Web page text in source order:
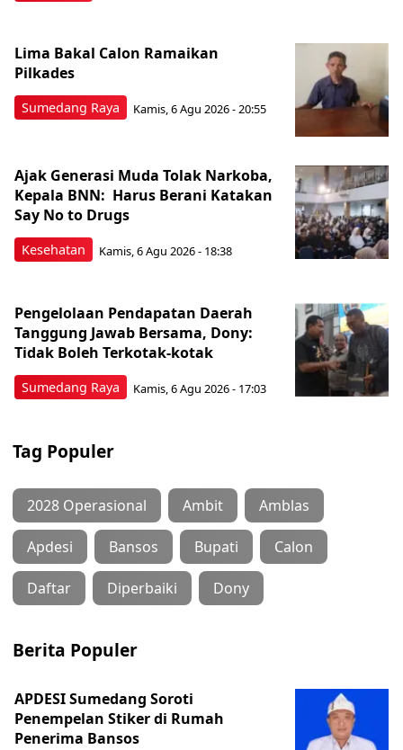
Sumedang Raya
Lima Bakal Calon Ramaikan
Pilkades
Kamis, 6 Agu 2026 - 20:55
Kesehatan
Ajak Generasi Muda Tolak Narkoba,
Kepala BNN: Harus Berani Katakan
Say No to Drugs
Kamis, 6 Agu 2026 - 18:38
Sumedang Raya
Pengelolaan Pendapatan Daerah
Tanggung Jawab Bersama, Dony:
Tidak Boleh Terkotak-kotak
Kamis, 6 Agu 2026 - 17:03
Tag Populer
2028 Operasional Ambit Amblas
Apdesi Bansos Bupati Calon
Daftar Diperbaiki Dony
Berita Populer
APDESI Sumedang Soroti
Penempelan Stiker di Rumah
Penerima Bansos